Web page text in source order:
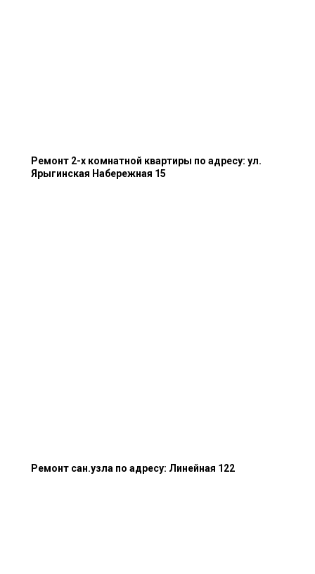
Ремонт 2-х комнатной квартиры по адресу: ул.
Ярыгинская Набережная 15
Ремонт сан.узла по адресу: Линейная 122